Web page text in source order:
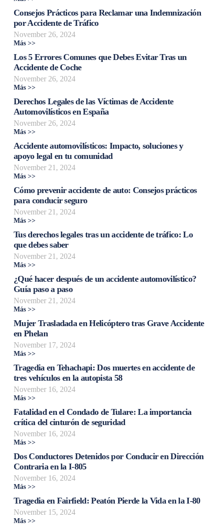
Consejos Prácticos para Reclamar una Indemnización
por Accidente de Tráfico
November 26, 2024
Más >>
Los 5 Errores Comunes que Debes Evitar Tras un
Accidente de Coche
November 26, 2024
Más >>
Derechos Legales de las Víctimas de Accidente
Automovilísticos en España
November 26, 2024
Más >>
Accidente automovilísticos: Impacto, soluciones y
apoyo legal en tu comunidad
November 21, 2024
Más >>
Cómo prevenir accidente de auto: Consejos prácticos
para conducir seguro
November 21, 2024
Más >>
Tus derechos legales tras un accidente de tráfico: Lo
que debes saber
November 21, 2024
Más >>
¿Qué hacer después de un accidente automovilístico?
Guía paso a paso
November 21, 2024
Más >>
Mujer Trasladada en Helicóptero tras Grave Accidente
en Phelan
November 17, 2024
Más >>
Tragedia en Tehachapi: Dos muertes en accidente de
tres vehículos en la autopista 58
November 16, 2024
Más >>
Fatalidad en el Condado de Tulare: La importancia
crítica del cinturón de seguridad
November 16, 2024
Más >>
Dos Conductores Detenidos por Conducir en Dirección
Contraria en la I-805
November 16, 2024
Más >>
Tragedia en Fairfield: Peatón Pierde la Vida en la I-80
November 15, 2024
Más >>